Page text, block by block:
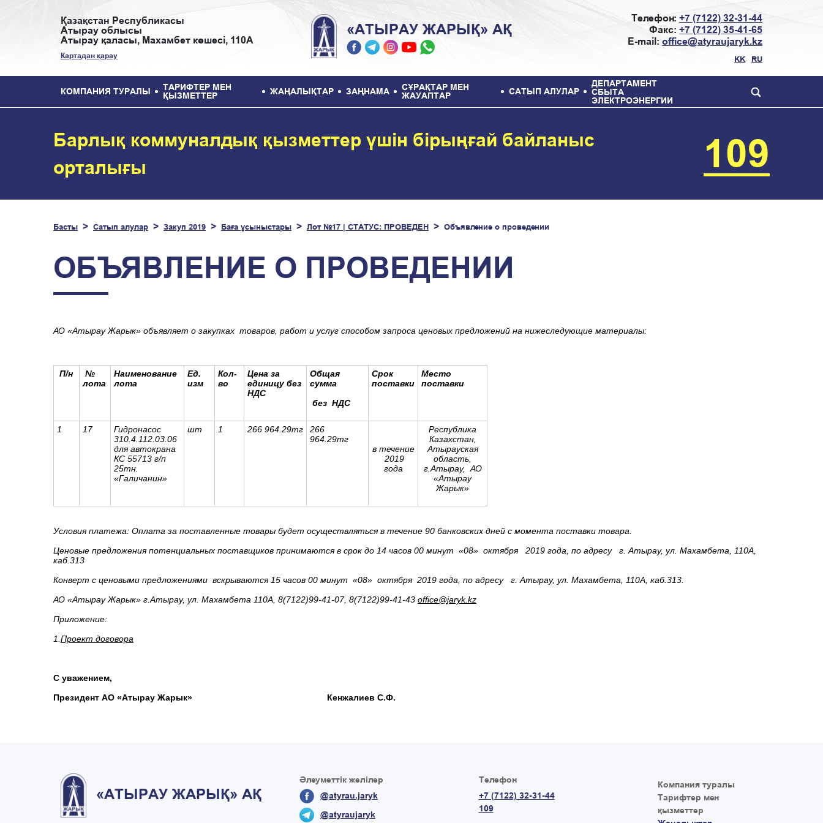
Қазақстан Республикасы
Атырау облысы
Атырау қаласы, Махамбет көшесі, 110А
Картадан қарау
«АТЫРАУ ЖАРЫҚ» АҚ
Телефон: +7 (7122) 32-31-44
Факс: +7 (7122) 35-41-65
E-mail: office@atyraujaryk.kz
KK RU
КОМПАНИЯ ТУРАЛЫ
ТАРИФТЕР МЕН
ҚЫЗМЕТТЕР
ЖАҢАЛЫҚТАР ЗАҢНАМА
СҰРАҚТАР МЕН
ЖАУАПТАР
САТЫП АЛУЛАР
ДЕПАРТАМЕНТ
СБЫТА
ЭЛЕКТРОЭНЕРГИИ
Барлық коммуналдық қызметтер үшін бірыңғай байланыс
орталығы
109
Басты Сатып алулар Закуп 2019 Баға ұсыныстары Лот №17 | СТАТУС: ПРОВЕДЕН Объявление о проведении
ОБЪЯВЛЕНИЕ О ПРОВЕДЕНИИ
АО «Атырау Жарык» объявляет о закупках товаров, работ и услуг способом запроса ценовых предложений на нижеследующие материалы:
П/н
№
лота
Наименование
лота
Ед.
изм
Кол-
во
Цена за
единицу без
НДС
Общая
сумма
без НДС
Срок
поставки
Место
поставки
1 17
Гидронасос
310.4.112.03.06
для автокрана
КС 55713 г/п
25тн.
«Галичанин»
шт 1 266 964.29тг
266
964.29тг
в течение
2019
года
Республика
Казахстан,
Атырауская
область,
г.Атырау, АО
«Атырау
Жарык»
Условия платежа: Оплата за поставленные товары будет осуществляться в течение 90 банковских дней с момента поставки товара.
Ценовые предложения потенциальных поставщиков принимаются в срок до 14 часов 00 минут «08» октября 2019 года, по адресу г. Атырау, ул. Махамбета, 110А,
каб.313
Конверт с ценовыми предложениями вскрываются 15 часов 00 минут «08» октября 2019 года, по адресу г. Атырау, ул. Махамбета, 110А, каб.313.
АО «Атырау Жарык» г.Атырау, ул. Махамбета 110А, 8(7122)99-41-07, 8(7122)99-41-43 office@jaryk.kz
Приложение:
1. Проект договора
С уважением,
Президент АО «Атырау Жарык» Кенжалиев С.Ф.
«АТЫРАУ ЖАРЫҚ» АҚ
Әлеуметтік желілер
@atyrau.jaryk
@atyraujaryk
Телефон
+7 (7122) 32-31-44
109
Компания туралы
Тарифтер мен
қызметтер